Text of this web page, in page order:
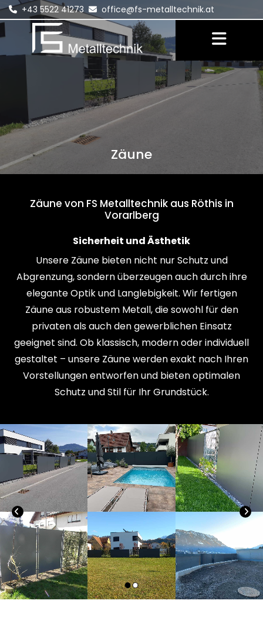
 +43 5522 41273  office@fs-metalltechnik.at
Zäune
Zäune von FS Metalltechnik aus Röthis in
Vorarlberg
Sicherheit und Ästhetik
Unsere Zäune bieten nicht nur Schutz und
Abgrenzung, sondern überzeugen auch durch ihre
elegante Optik und Langlebigkeit. Wir fertigen
Zäune aus robustem Metall, die sowohl für den
privaten als auch den gewerblichen Einsatz
geeignet sind. Ob klassisch, modern oder individuell
gestaltet – unsere Zäune werden exakt nach Ihren
Vorstellungen entworfen und bieten optimalen
Schutz und Stil für Ihr Grundstück.